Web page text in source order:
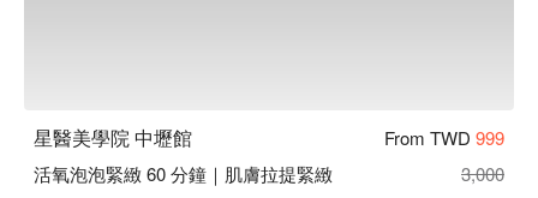
星醫美學院 中壢館 From TWD 999
活氧泡泡緊緻 60 分鐘｜肌膚拉提緊緻
3,000